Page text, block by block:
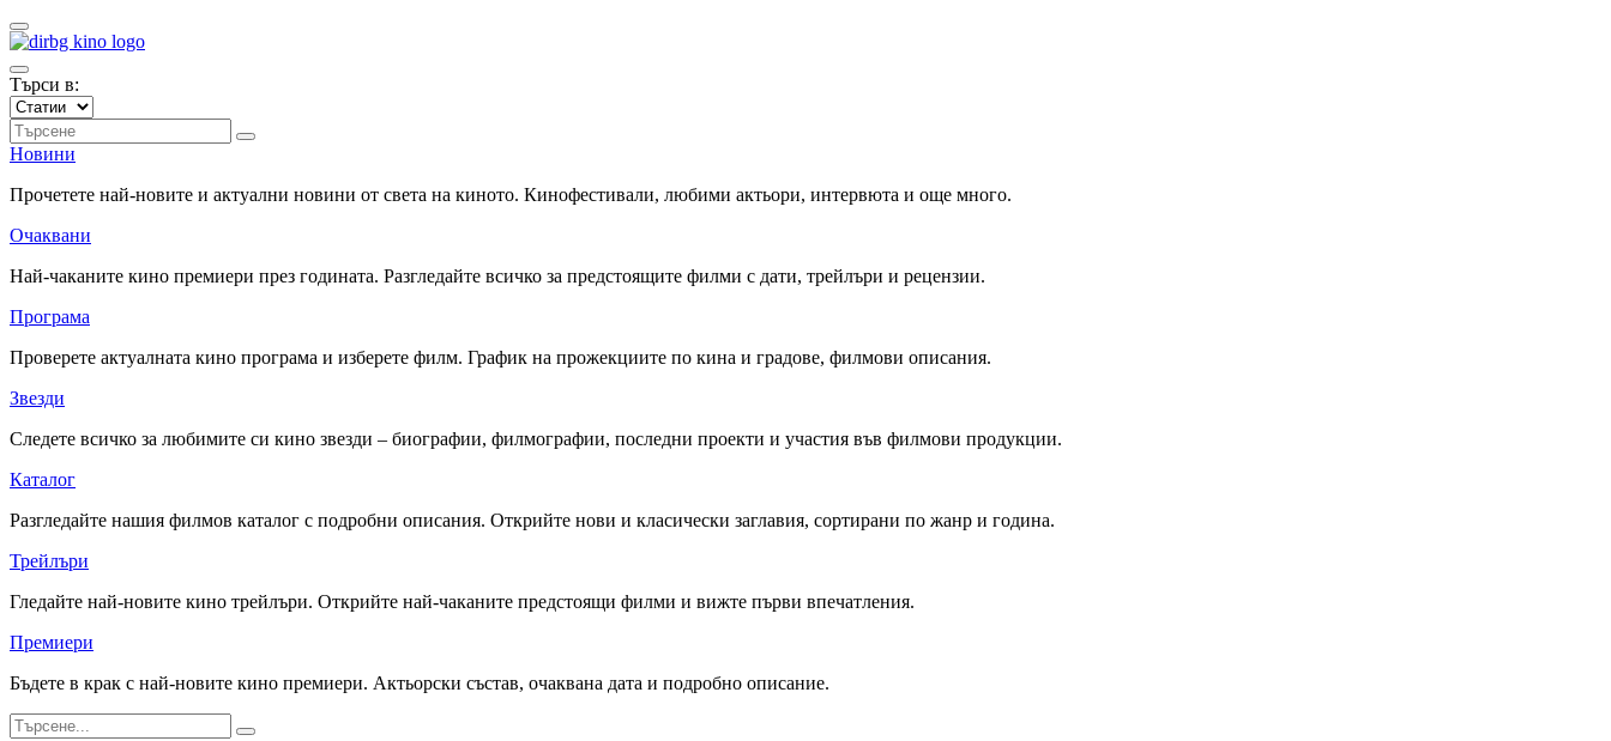
Търси в:
Новини
Прочетете най-новите и актуални новини от света на киното. Кинофестивали, любими актьори, интервюта и още много.
Очаквани
Най-чаканите кино премиери през годината. Разгледайте всичко за предстоящите филми с дати, трейлъри и рецензии.
Програма
Проверете актуалната кино програма и изберете филм. График на прожекциите по кина и градове, филмови описания.
Звезди
Следете всичко за любимите си кино звезди – биографии, филмографии, последни проекти и участия във филмови продукции.
Каталог
Разгледайте нашия филмов каталог с подробни описания. Открийте нови и класически заглавия, сортирани по жанр и година.
Трейлъри
Гледайте най-новите кино трейлъри. Открийте най-чаканите предстоящи филми и вижте първи впечатления.
Премиери
Бъдете в крак с най-новите кино премиери. Актьорски състав, очаквана дата и подробно описание.